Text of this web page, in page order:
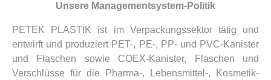
Unsere Managementsystem-Politik
PETEK PLASTİK ist im Verpackungssektor tätig und
entwirft und produziert PET-, PE-, PP- und PVC-Kanister
und Flaschen sowie COEX-Kanister, Flaschen und
Verschlüsse für die Pharma-, Lebensmittel-, Kosmetik-